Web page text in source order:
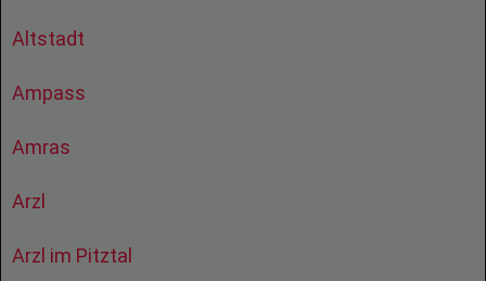
Altstadt
Ampass
Amras
Arzl
Arzl im Pitztal